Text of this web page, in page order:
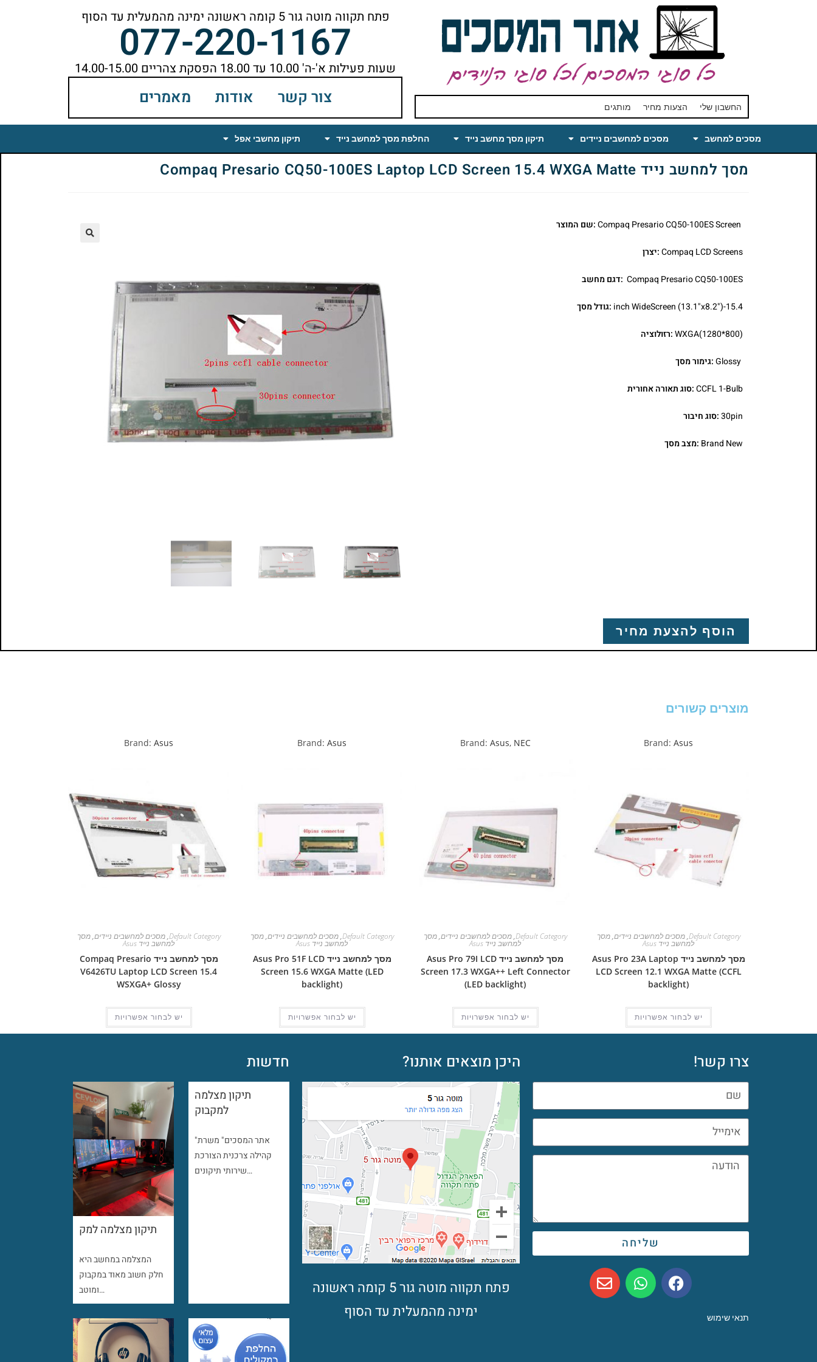
החשבון שלי הצעות מחיר מותגים
פתח תקווה מוטה גור 5 קומה ראשונה ימינה מהמעלית עד הסוף
077-220-1167שעות פעילות א'-ה' 10.00 עד 18.00 הפסקת צהריים 14.00-15.00
צור קשר אודות מאמרים
מסכים למחשב מסכים למחשבים ניידים תיקון מסך מחשב נייד החלפת מסך למחשב נייד תיקון מחשבי אפל
מסך למחשב נייד Compaq Presario CQ50-100ES Laptop LCD Screen 15.4 WXGA Matte
:שם המוצר
Compaq LCD Screens:יצרן
Compaq Presario CQ50-100ES :דגם מחשב
15.4-inch WideScreen (13.1"x8.2") :גודל מסך
WXGA(1280*800):רזולוציה
Glossy:גימור מסך
CCFL 1-Bulb:סוג תאורה אחורית
30pin:סוג חיבור
Brand New :מצב מסך
הוסף להצעת מחיר
מוצרים קשורים
Brand: Asus
Default Category
,מסכים למחשבים ניידים,מסך
למחשב נייד Asus
מסך למחשב נייד Asus Pro 23A Laptop
LCD Screen 12.1 WXGA Matte (CCFL
backlight)
יש לבחור אפשרויות
Brand: Asus, NEC
Default Category
,מסכים למחשבים ניידים,מסך
למחשב נייד Asus
מסך למחשב נייד Asus Pro 79I LCD
Screen 17.3 WXGA++ Left Connector
(LED backlight)
יש לבחור אפשרויות
Brand: Asus
Default Category
,מסכים למחשבים ניידים,מסך
למחשב נייד Asus
מסך למחשב נייד Asus Pro 51F LCD
Screen 15.6 WXGA Matte (LED
backlight)
יש לבחור אפשרויות
Brand: Asus
Default Category
,מסכים למחשבים ניידים,מסך
למחשב נייד Asus
מסך למחשב נייד Compaq Presario
V6426TU Laptop LCD Screen 15.4
WSXGA+ Glossy
יש לבחור אפשרויות
צרו קשר!
שליחה
תנאי שימוש
היכן מוצאים אותנו?
פתח תקווה מוטה גור 5 קומה ראשונה
ימינה מהמעלית עד הסוף
חדשות
תיקון מצלמה למק
המצלמה במחשב היא
חלק חשוב מאוד במקבוק
ומוטב…
תיקון מצלמה
למקבוק
"אתר המסכים" משרת
קהילה צרכנית הצורכת
שירותי תיקונים…